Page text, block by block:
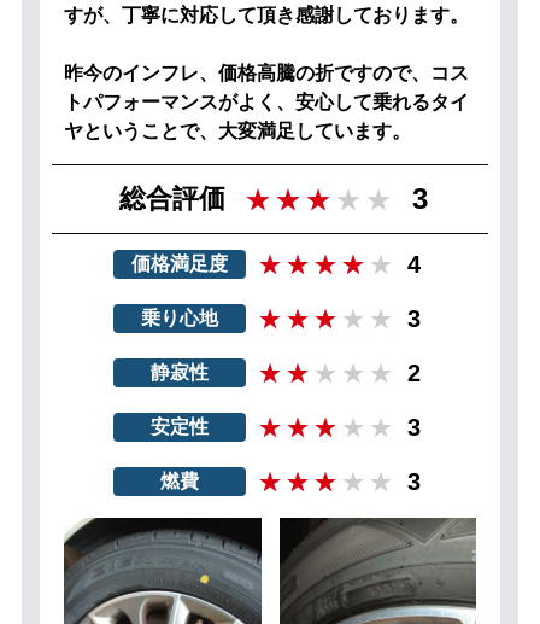
すが、丁寧に対応して頂き感謝しております。
昨今のインフレ、価格高騰の折ですので、コス
トパフォーマンスがよく、安心して乗れるタイ
ヤということで、大変満足しています。
総合評価 3
価格満足度 4
乗り心地 3
静寂性 2
安定性 3
燃費 3